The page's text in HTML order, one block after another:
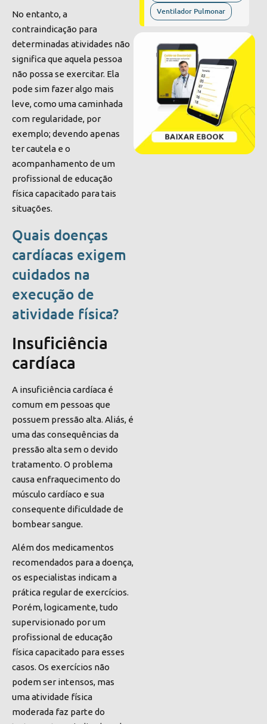
No entanto, a
contraindicação para
determinadas atividades não
significa que aquela pessoa
não possa se exercitar. Ela
pode sim fazer algo mais
leve, como umacaminhada
com regularidade, por
exemplo; devendo apenas
ter cautela e o
acompanhamento de um
profissional de educação
física capacitado para tais
situações.
Quais doenças
cardíacas exigem
cuidados na
execução de
atividade física?
Insuficiência
cardíaca
A insuficiência cardíaca é
comum em pessoas que
possuem pressão alta. Aliás, é
uma das consequências da
pressão alta sem o devido
tratamento. O problema
causa enfraquecimento do
músculo cardíaco e sua
consequente dificuldade de
bombear sangue.
Além dos medicamentos
recomendados para a doença,
os especialistas indicam a
prática regular de exercícios.
Porém, logicamente, tudo
supervisionado por um
profissional de educação
física capacitado para esses
casos. Os exercícios não
podem ser intensos, mas
uma atividade física
moderada faz parte do
Ventilador Pulmonar